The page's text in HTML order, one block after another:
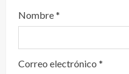
Nombre*
Correo electrónico *